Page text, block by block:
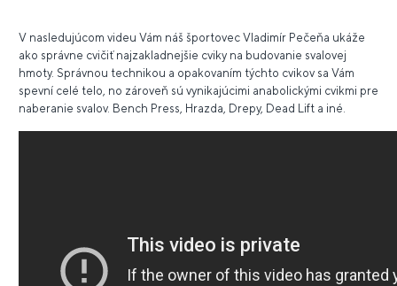
V nasledujúcom videu Vám náš športovec Vladimír Pečeňa ukáže
ako správne cvičiť najzakladnejšie cviky na budovanie svalovej
hmoty. Správnou technikou a opakovaním týchto cvikov sa Vám
spevní celé telo, no zároveň sú vynikajúcimi anabolickými cvikmi pre
naberanie svalov. Bench Press, Hrazda, Drepy, Dead Lift a iné.